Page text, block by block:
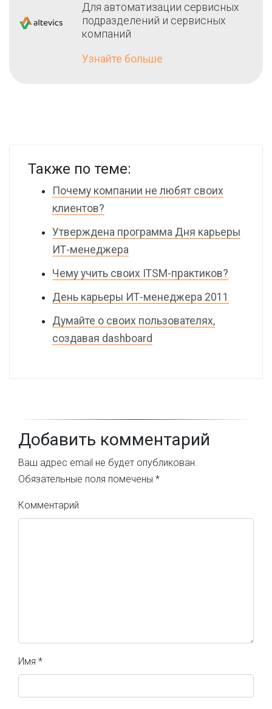
Для автоматизации сервисных
подразделений и сервисных
компаний
Узнайте больше
Также по теме:
Почему компании не любят своих
клиентов?
Утверждена программа Дня карьеры
ИТ-менеджера
Чему учить своих ITSM-практиков?
День карьеры ИТ-менеджера 2011
Думайте о своих пользователях,
создавая dashboard
Добавить комментарий
Ваш адрес email не будет опубликован.
Обязательные поля помечены *
Комментарий
Имя *